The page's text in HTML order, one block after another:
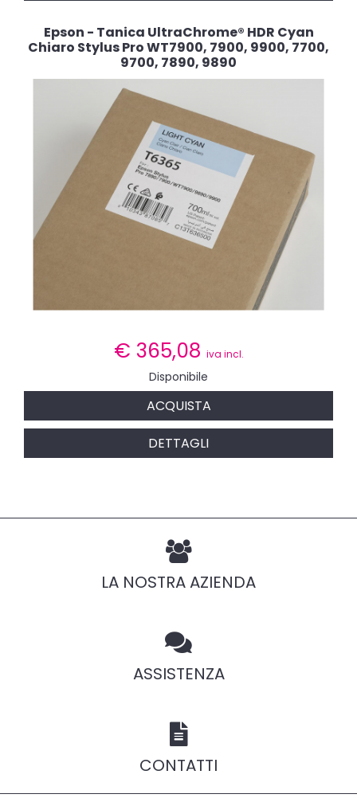
Epson - Tanica UltraChrome® HDR Cyan
Chiaro Stylus Pro WT7900, 7900, 9900, 7700,
9700, 7890, 9890
€ 365,08 iva incl.
Disponibile
ACQUISTA
DETTAGLI
LA NOSTRA AZIENDA
ASSISTENZA
CONTATTI